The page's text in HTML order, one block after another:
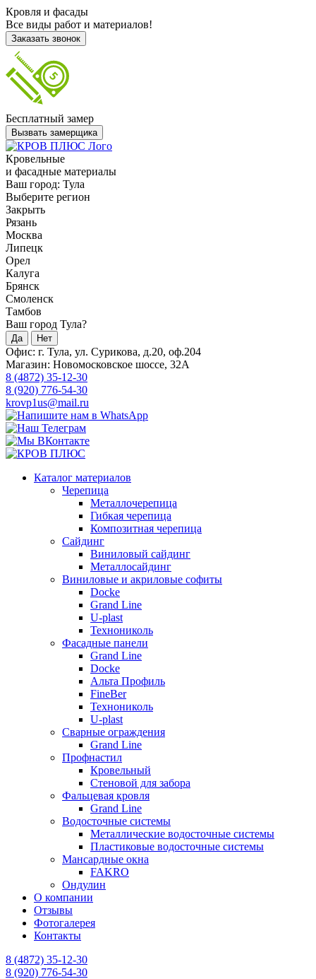
Кровля и фасады
Все виды работ и материалов!
Заказать звонок
Бесплатный замер
Вызвать замерщика
Кровельные
и фасадные материалы
Ваш город: Тула
Выберите регион
Закрыть
Рязань
Москва
Липецк
Орел
Калуга
Брянск
Смоленск
Тамбов
Ваш город Тула?
Да Нет
Офис: г. Тула, ул. Сурикова, д.20, оф.204
Магазин: Новомосковское шоссе, 32А
8 (4872) 35-12-30
8 (920) 776-54-30
krovp1us@mail.ru
Каталог материалов
Черепица
Металлочерепица
Гибкая черепица
Композитная черепица
Сайдинг
Виниловый сайдинг
Металлосайдинг
Виниловые и акриловые софиты
Docke
Grand Line
U-plast
Технониколь
Фасадные панели
Grand Line
Docke
Альта Профиль
FineBer
Технониколь
U-plast
Сварные ограждения
Grand Line
Профнастил
Кровельный
Стеновой для забора
Фальцевая кровля
Grand Line
Водосточные системы
Металлические водосточные системы
Пластиковые водосточные системы
Мансардные окна
FAKRO
Ондулин
О компании
Отзывы
Фотогалерея
Контакты
8 (4872) 35-12-30
8 (920) 776-54-30